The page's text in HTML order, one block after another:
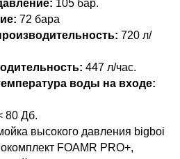
105 бар.
72 бара
720 л/
447 л/час.
воды на входе:
80 Дб.
высокого давления bigboi
FOAMR PRO+,